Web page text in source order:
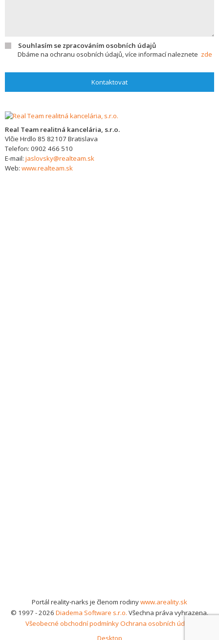
Souhlasím se zpracováním osobních údajů
Dbáme na ochranu osobních údajů, více informací naleznete zde
Kontaktovat
Real Team realitná kancelária, s.r.o.
Vlčie Hrdlo 85 82107 Bratislava
Telefon: 0902 466 510
E-mail: jaslovsky@realteam.sk
Web: www.realteam.sk
Portál reality-narks je členom rodinywww.areality.sk
© 1997 - 2026 Diadema Software s.r.o. Všechna práva vyhrazena.
Všeobecné obchodní podmínkyOchrana osobních údajů
Desktop